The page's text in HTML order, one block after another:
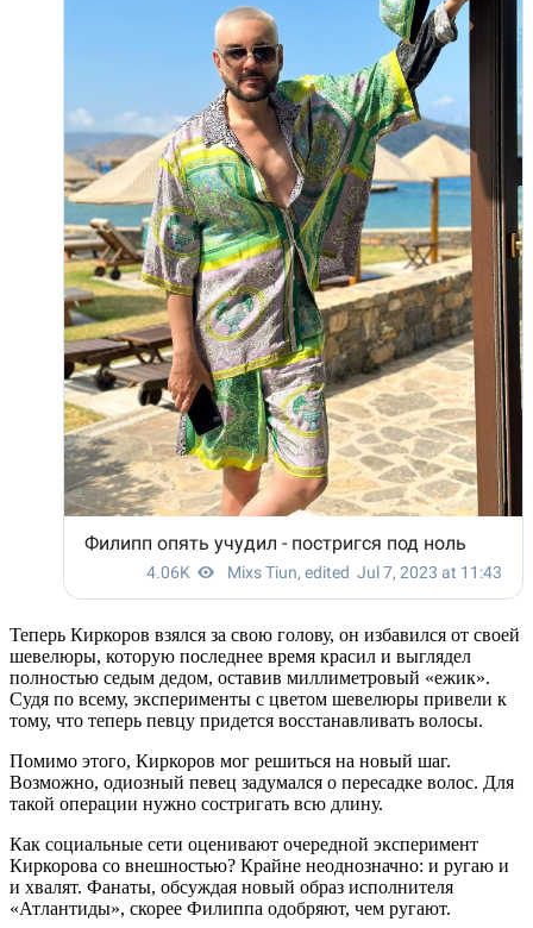
Теперь Киркоров взялся за свою голову, он избавился от своей
шевелюры, которую последнее время красил и выглядел
полностью седым дедом, оставив миллиметровый «ежик».
Судя по всему, эксперименты с цветом шевелюры привели к
тому, что теперь певцу придется восстанавливать волосы.
Помимо этого, Киркоров мог решиться на новый шаг.
Возможно, одиозный певец задумался о пересадке волос. Для
такой операции нужно состригать всю длину.
Как социальные сети оценивают очередной эксперимент
Киркорова со внешностью? Крайне неоднозначно: и ругаю и
и хвалят. Фанаты, обсуждая новый образ исполнителя
«Атлантиды», скорее Филиппа одобряют, чем ругают.